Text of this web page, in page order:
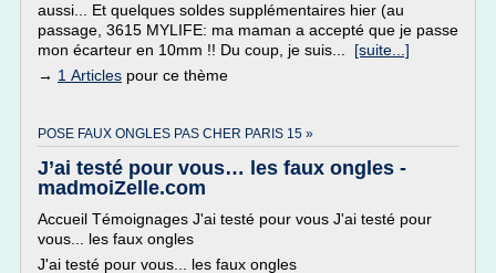
aussi... Et quelques soldes supplémentaires hier (au
passage, 3615 MYLIFE: ma maman a accepté que je passe
mon écarteur en 10mm !! Du coup, je suis... [suite...]
→ 1 Articles pour ce thème
POSE FAUX ONGLES PAS CHER PARIS 15 »
J’ai testé pour vous… les faux ongles -
madmoiZelle.com
Accueil Témoignages J'ai testé pour vous J'ai testé pour
vous... les faux ongles
J'ai testé pour vous... les faux ongles